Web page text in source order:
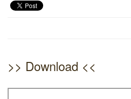
>> Download <<